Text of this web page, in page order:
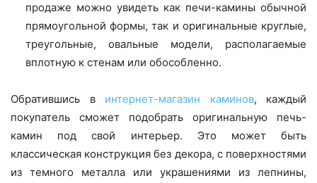
продаже можно увидеть как печи-камины обычной
прямоугольной формы, так и оригинальные круглые,
треугольные, овальные модели, располагаемые
вплотную к стенам или обособленно.
Обратившись в интернет-магазин каминов, каждый
покупатель сможет подобрать оригинальную печь-
камин под свой интерьер. Это может быть
классическая конструкция без декора, с поверхностями
из темного металла или украшениями из лепнины,